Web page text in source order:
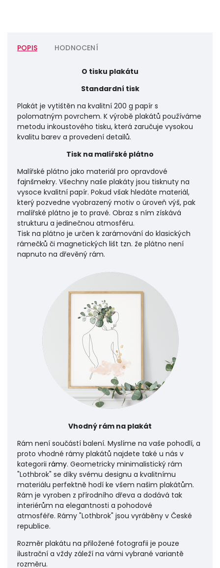
POPIS HODNOCENÍ
O tisku plakátu
Standardní tisk
Plakát je vytištěn na kvalitní 200 g papír s
polomatným povrchem. K výrobě plakátů používáme
metodu inkoustového tisku, která zaručuje vysokou
kvalitu barev a provedení detailů.
Tisk na malířské plátno
Malířské plátno jako materiál pro opravdové
fajnšmekry. Všechny naše plakáty jsou tisknuty na
vysoce kvalitní papír. Pokud však hledáte materiál,
který pozvedne vyobrazený motiv o úroveň výš, pak
malířské plátno je to pravé. Obraz s ním získává
strukturu a jedinečnou atmosféru.
Tisk na plátno je určen k zarámování do klasických
rámečků či magnetických lišt tzn. že plátno není
napnuto na dřevěný rám.
Vhodný rám na plakát
Rám není součástí balení. Myslíme na vaše pohodlí, a
proto vhodné rámy plakátů najdete také u nás v
kategorii rámy. Geometricky minimalistický rám
"Lothbrok" se díky svému designu a kvalitnímu
materiálu perfektně hodí ke všem našim plakátům.
Rám je vyroben z přírodního dřeva a dodává tak
interiérům na elegantnosti a pohodové
atmosféře. Rámy "Lothbrok" jsou vyráběny v České
republice.
Rozměr plakátu na přiložené fotografii je pouze
ilustrační a vždy záleží na vámi vybrané variantě
rozměru.